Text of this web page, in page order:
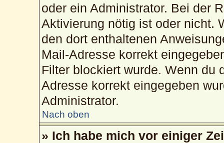
oder ein Administrator. Bei der
Aktivierung nötig ist oder nicht.
den dort enthaltenen
Mail-Adresse korrekt
Filter blockiert wurde. Wenn du
Adresse korrekt eingegeben
Administrator.
Nach oben
» Ich habe mich vor einiger